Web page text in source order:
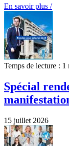
En savoir plus /
Temps de lecture : 1
Spécial
15 juillet 2026